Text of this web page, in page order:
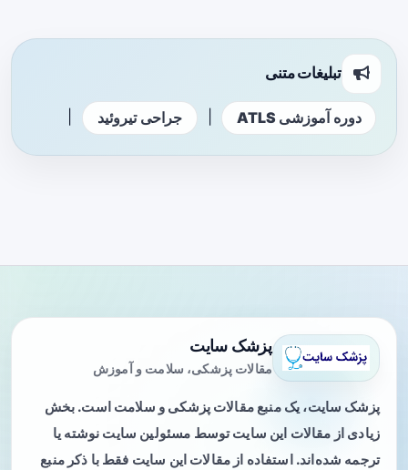
تبلیغات متنی
دوره آموزشی ATLS جراحی تیروئید
پزشک سایت
مقالات پزشکی، سلامت و آموزش
پزشک سایت، یک منبع مقالات پزشکی و سلامت است. بخش
زیادی از مقالات این سایت توسط مسئولین سایت نوشته یا
ترجمه شده‌اند. استفاده از مقالات این سایت فقط با ذکر منبع